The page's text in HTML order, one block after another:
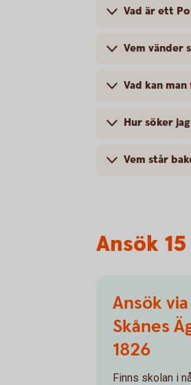
Vad är ett
Vem vänder
Vad kan
Hur söker
Vem står
Ansök
Ansök
Skånes
1826
Finns skolan i